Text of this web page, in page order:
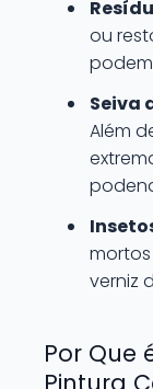
ou
Seiva
Além
verniz
Por Que